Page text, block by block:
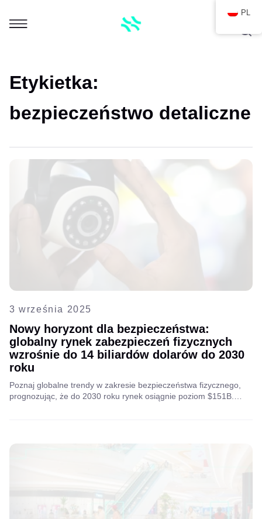
Etykietka:
bezpieczeństwo detaliczne
3 września 2025
Nowy horyzont dla bezpieczeństwa:
globalny rynek zabezpieczeń fizycznych
wzrośnie do 14 biliardów dolarów do 2030
roku
Poznaj globalne trendy w zakresie bezpieczeństwa fizycznego,
prognozując, że do 2030 roku rynek osiągnie poziom $151B.
PL